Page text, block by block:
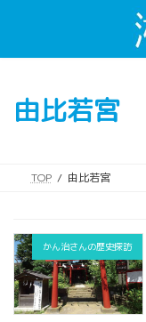
由比若宮
TOP 由比若宮
かん治さんの歴史探訪